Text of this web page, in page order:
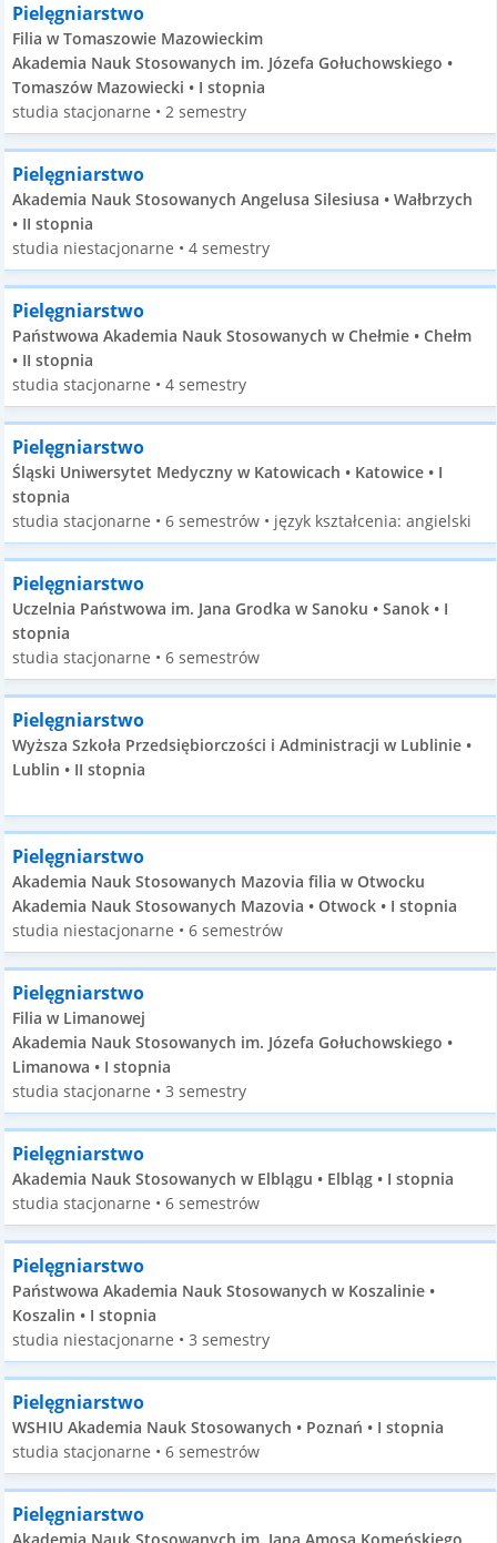
Pielęgniarstwo
Filia w Tomaszowie Mazowieckim
Akademia Nauk Stosowanych im. Józefa Gołuchowskiego •
Tomaszów Mazowiecki • I stopnia
studia stacjonarne • 2 semestry
Pielęgniarstwo
Akademia Nauk Stosowanych Angelusa Silesiusa • Wałbrzych
• II stopnia
studia niestacjonarne • 4 semestry
Pielęgniarstwo
Państwowa Akademia Nauk Stosowanych w Chełmie • Chełm
• II stopnia
studia stacjonarne • 4 semestry
Pielęgniarstwo
Śląski Uniwersytet Medyczny w Katowicach • Katowice • I
stopnia
studia stacjonarne • 6 semestrów • język kształcenia: angielski
Pielęgniarstwo
Uczelnia Państwowa im. Jana Grodka w Sanoku • Sanok • I
stopnia
studia stacjonarne • 6 semestrów
Pielęgniarstwo
Wyższa Szkoła Przedsiębiorczości i Administracji w Lublinie •
Lublin • II stopnia
Pielęgniarstwo
Akademia Nauk Stosowanych Mazovia filia w Otwocku
Akademia Nauk Stosowanych Mazovia • Otwock • I stopnia
studia niestacjonarne • 6 semestrów
Pielęgniarstwo
Filia w Limanowej
Akademia Nauk Stosowanych im. Józefa Gołuchowskiego •
Limanowa • I stopnia
studia stacjonarne • 3 semestry
Pielęgniarstwo
Akademia Nauk Stosowanych w Elblągu • Elbląg • I stopnia
studia stacjonarne • 6 semestrów
Pielęgniarstwo
Państwowa Akademia Nauk Stosowanych w Koszalinie •
Koszalin • I stopnia
studia niestacjonarne • 3 semestry
Pielęgniarstwo
WSHIU Akademia Nauk Stosowanych • Poznań • I stopnia
studia stacjonarne • 6 semestrów
Pielęgniarstwo